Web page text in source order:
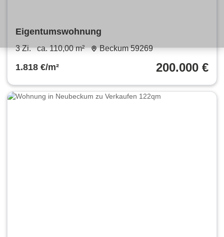
Eigentumswohnung
3 Zi. ca. 110,00 m² Beckum 59269
1.818 €/m² 200.000 €